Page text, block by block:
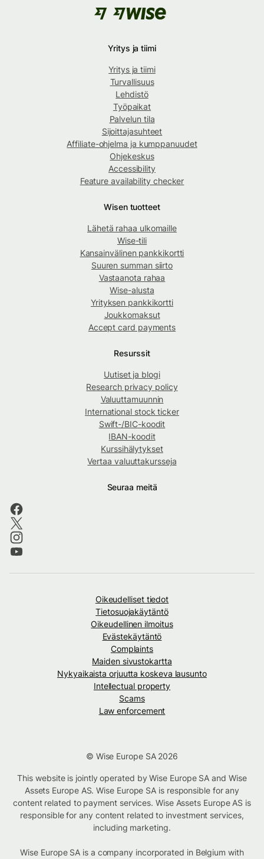
Yritys ja tiimi
Yritys ja tiimi
Turvallisuus
Lehdistö
Työpaikat
Palvelun tila
Sijoittajasuhteet
Affiliate-ohjelma ja kumppanuudet
Ohjekeskus
Accessibility
Feature availability checker
Wisen tuotteet
Lähetä rahaa ulkomaille
Wise-tili
Kansainvälinen pankkikortti
Suuren summan siirto
Vastaanota rahaa
Wise-alusta
Yrityksen pankkikortti
Joukkomaksut
Accept card payments
Resurssit
Uutiset ja blogi
Research privacy policy
Valuuttamuunnin
International stock ticker
Swift-/BIC-koodit
IBAN-koodit
Kurssihälytykset
Vertaa valuuttakursseja
Seuraa meitä
Oikeudelliset tiedot
Tietosuojakäytäntö
Oikeudellinen ilmoitus
Evästekäytäntö
Complaints
Maiden sivustokartta
Nykyaikaista orjuutta koskeva lausunto
Intellectual property
Scams
Law enforcement
© Wise Europe SA 2026
This website is jointly operated by Wise Europe SA and Wise
Assets Europe AS. Wise Europe SA is responsible for any
content related to payment services. Wise Assets Europe AS is
responsible for any content related to investment services,
including marketing.
Wise Europe SA is a company incorporated in Belgium with